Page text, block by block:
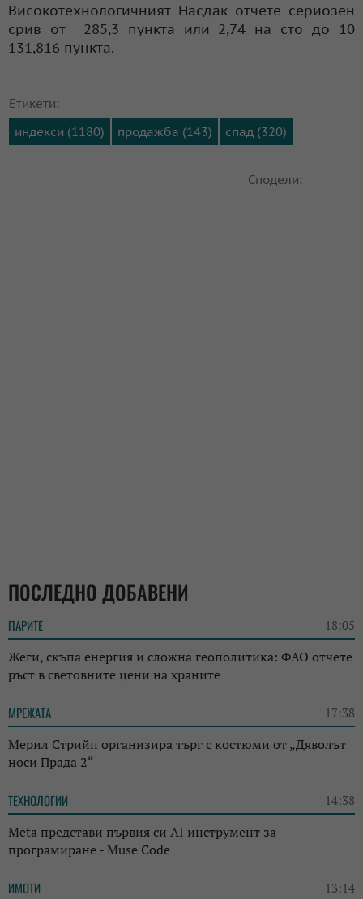
Високотехнологичният Насдак отчете сериозен
срив от 285,3 пункта или 2,74 на сто до 10
131,816 пункта.
Етикети:
индекси (1180)
продажба (143) спад (320)
Сподели:
ПОСЛЕДНО ДОБАВЕНИ
ПАРИТЕ 18:05
Жеги, скъпа енергия и сложна геополитика: ФАО отчете
ръст в световните цени на храните
МРЕЖАТА 17:38
Мерил Стрийп организира търг с костюми от „Дяволът
носи Прада 2“
ТЕХНОЛОГИИ 14:38
Meta представи първия си AI инструмент за
програмиране - Muse Code
ИМОТИ 13:14